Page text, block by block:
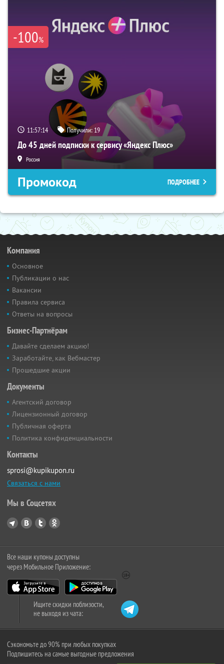
-100%
11:57:13 Получили: 19
До 45 дней подписки к сервису «Яндекс Плюс»
Россия
Промокод ПОДРОБНЕЕ
Компания
Основное
Публикации о нас
Вакансии
Правила сервиса
Ответы на вопросы
Бизнес-Партнёрам
Давайте сделаем акцию!
Заработайте, как Вебмастер
Прошедшие акции
Документы
Агентский договор
Лицензионный договор
Публичная оферта
Политика конфиденциальности
Контакты
sprosi@kupikupon.ru
Связаться с нами
Мы в Соцсетях
Все наши купоны доступны
через Мобильное Приложение:
Ищите скидки поблизости,
не выходя из чата:
Сэкономьте до 90% при любых покупках
Подпишитесь на самые выгодные предложения